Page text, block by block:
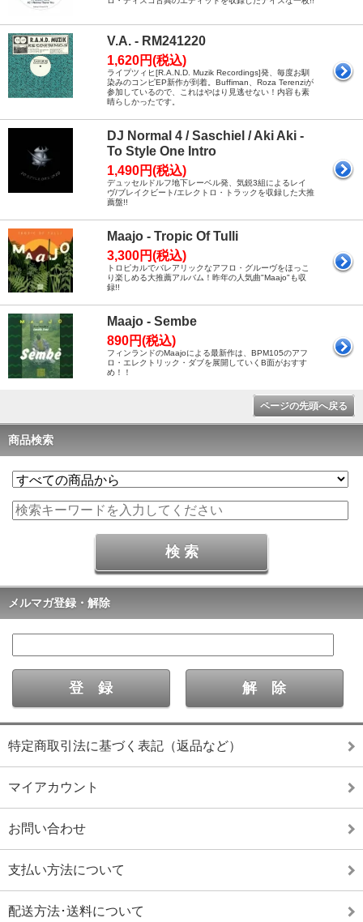
V.A. - RM241220
1,620円(税込)
ライプツィヒ[R.A.N.D. Muzik Recordings]発、毎度お馴
染みのコンピEP新作が到着。Buffiman、Roza Terenziが
参加しているので、これはやはり見逃せない！内容も素
晴らしかったです。
DJ Normal 4 / Saschiel / Aki Aki -
To Style One Intro
1,490円(税込)
デュッセルドルフ地下レーベル発、気鋭3組によるレイ
ヴ/ブレイクビート/エレクトロ・トラックを収録した大推
薦盤!!
Maajo - Tropic Of Tulli
3,300円(税込)
トロピカルでバレアリックなアフロ・グルーヴをほっこ
り楽しめる大推薦アルバム！昨年の人気曲"Maajo"も収
録!!
Maajo - Sembe
890円(税込)
フィンランドのMaajoによる最新作は、BPM105のアフ
ロ・エレクトリック・ダブを展開していくB面がおすす
め！！
ページの先頭へ戻る
商品検索
メルマガ登録・解除
特定商取引法に基づく表記（返品など）
マイアカウント
お問い合わせ
支払い方法について
配送方法･送料について